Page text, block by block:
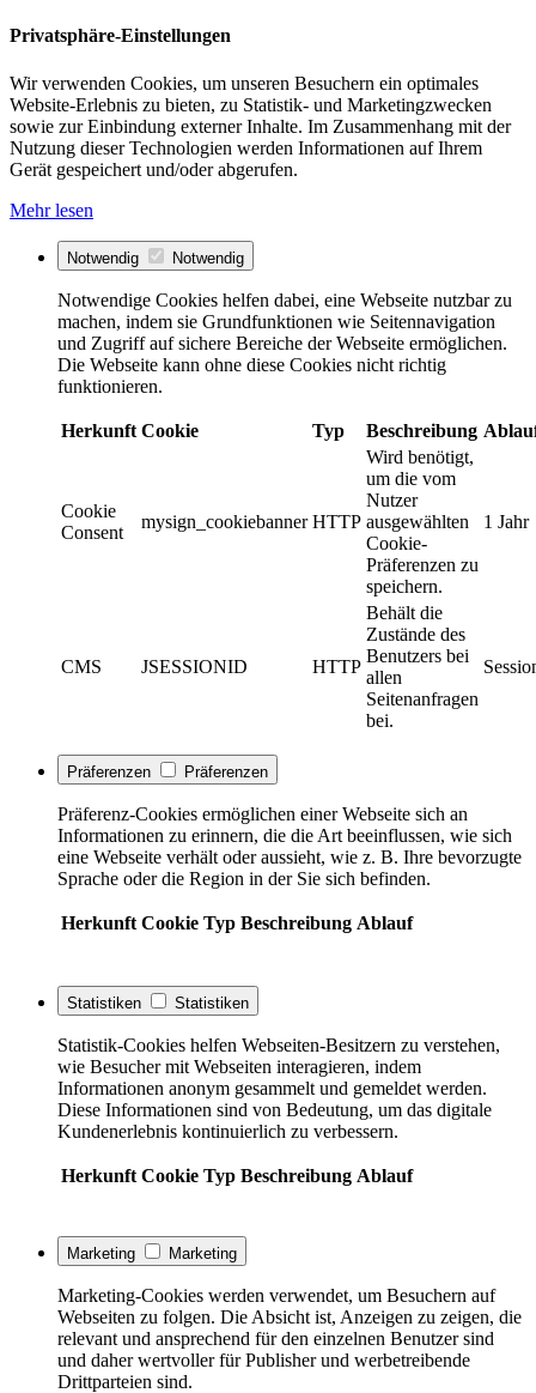
Privatsphäre-Einstellungen
Wir verwenden Cookies, um unseren Besuchern ein optimales
Website-Erlebnis zu bieten, zu Statistik- und Marketingzwecken
sowie zur Einbindung externer Inhalte. Im Zusammenhang mit der
Nutzung dieser Technologien werden Informationen auf Ihrem
Gerät gespeichert und/oder abgerufen.
Mehr lesen
Notwendig Notwendig
Notwendige Cookies helfen dabei, eine Webseite nutzbar zu
machen, indem sie Grundfunktionen wie Seitennavigation
und Zugriff auf sichere Bereiche der Webseite ermöglichen.
Die Webseite kann ohne diese Cookies nicht richtig
funktionieren.
Herkunft Cookie Typ Beschreibung
Cookie
Consent
mysign_cookiebanner HTTP
Wird benötigt,
um die vom
Nutzer
ausgewählten
Cookie-
Präferenzen zu
speichern.
1 Jahr
CMS JSESSIONID HTTP
Behält die
Zustände des
Benutzers bei
allen
Seitenanfragen
bei.
Präferenzen Präferenzen
Präferenz-Cookies ermöglichen einer Webseite sich an
Informationen zu erinnern, die die Art beeinflussen, wie sich
eine Webseite verhält oder aussieht, wie z. B. Ihre bevorzugte
Sprache oder die Region in der Sie sich befinden.
Herkunft Cookie Typ Beschreibung Ablauf
Statistiken Statistiken
Statistik-Cookies helfen Webseiten-Besitzern zu verstehen,
wie Besucher mit Webseiten interagieren, indem
Informationen anonym gesammelt und gemeldet werden.
Diese Informationen sind von Bedeutung, um das digitale
Kundenerlebnis kontinuierlich zu verbessern.
Herkunft Cookie Typ Beschreibung Ablauf
Marketing Marketing
Marketing-Cookies werden verwendet, um Besuchern auf
Webseiten zu folgen. Die Absicht ist, Anzeigen zu zeigen, die
relevant und ansprechend für den einzelnen Benutzer sind
und daher wertvoller für Publisher und werbetreibende
Drittparteien sind.